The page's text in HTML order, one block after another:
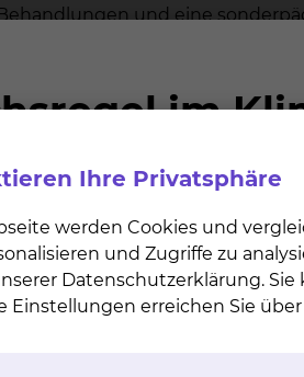
und eine
auffälligem Neugeborenen-
Bei Verdacht auf eine
ergeben, dass der
auffällige Befunde nicht
und jedes Land baut ein
Tracking und keine
bemüht ein funktionierendes
mit dem NHS Nordwest
Ihre Privatsphäre
werden Cookies und
und Zugriffe zu
Datenschutzerklärung.
Einstellungen erreichen Sie